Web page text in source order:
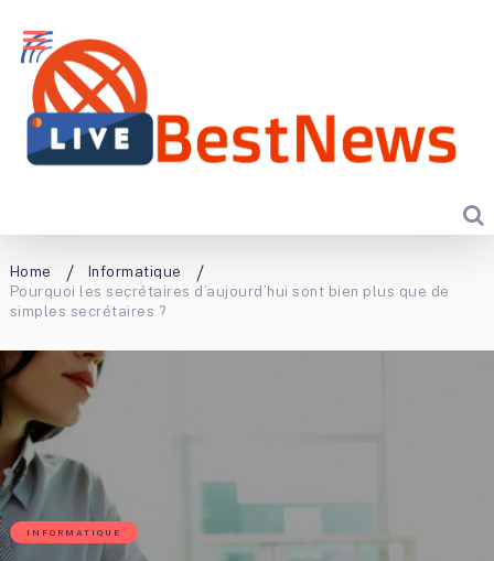
Home
Informatique
Pourquoi les secrétaires d’aujourd’hui sont bien plus que de
simples secrétaires ?
INFORMATIQUE